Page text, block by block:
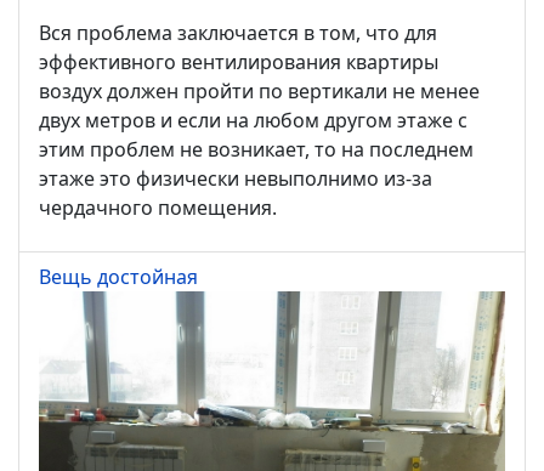
Вся проблема заключается в том, что для
эффективного вентилирования квартиры
воздух должен пройти по вертикали не менее
двух метров и если на любом другом этаже с
этим проблем не возникает, то на последнем
этаже это физически невыполнимо из-за
чердачного помещения.
Вещь достойная